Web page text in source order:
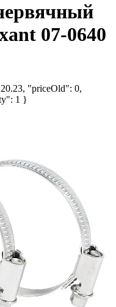
07-0640
"priceOld": 0,
1 }